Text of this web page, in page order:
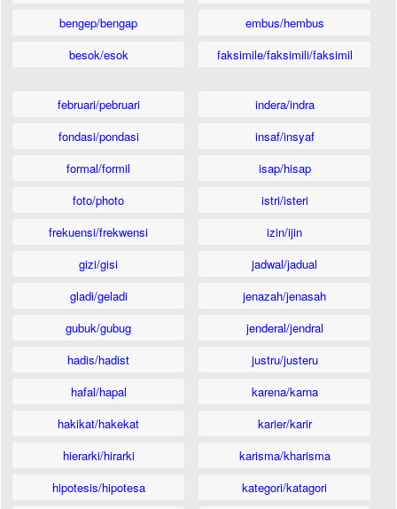
bengep/bengap
besok/esok
embus/hembus
faksimile/faksimili/faksimil
februari/pebruari
fondasi/pondasi
formal/formil
foto/photo
frekuensi/frekwensi
gizi/gisi
gladi/geladi
gubuk/gubug
hadis/hadist
hafal/hapal
hakikat/hakekat
hierarki/hirarki
hipotesis/hipotesa
indera/indra
insaf/insyaf
isap/hisap
istri/isteri
izin/ijin
jadwal/jadual
jenazah/jenasah
jenderal/jendral
justru/justeru
karena/karna
karier/karir
karisma/kharisma
kategori/katagori